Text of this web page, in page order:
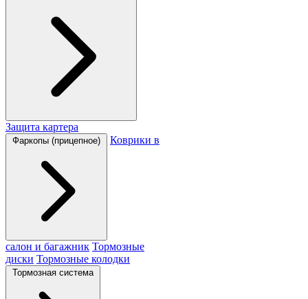
Защита картера
Фаркопы (прицепное) Коврики в
салон и багажник Тормозные
диски Тормозные колодки
Тормозная система